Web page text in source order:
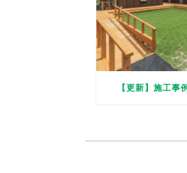
【更新】施工事